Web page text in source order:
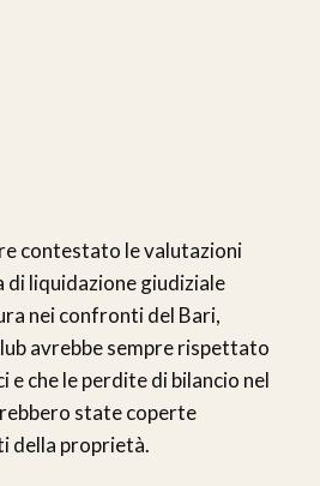
contestato le valutazioni
liquidazione giudiziale
nei confronti del Bari,
avrebbe sempre rispettato
e che le perdite di bilancio nel
state coperte
della proprietà.